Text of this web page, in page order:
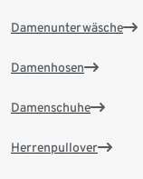
Damenunterwäsche
Damenhosen
Damenschuhe
Herrenpullover